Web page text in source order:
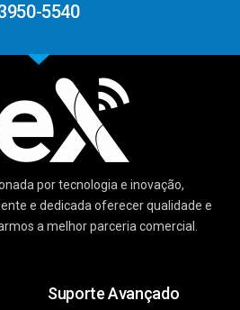
5540
por tecnologia e inovação,
e dedicada oferecer qualidade e
a melhor parceria comercial.
Suporte Avançado